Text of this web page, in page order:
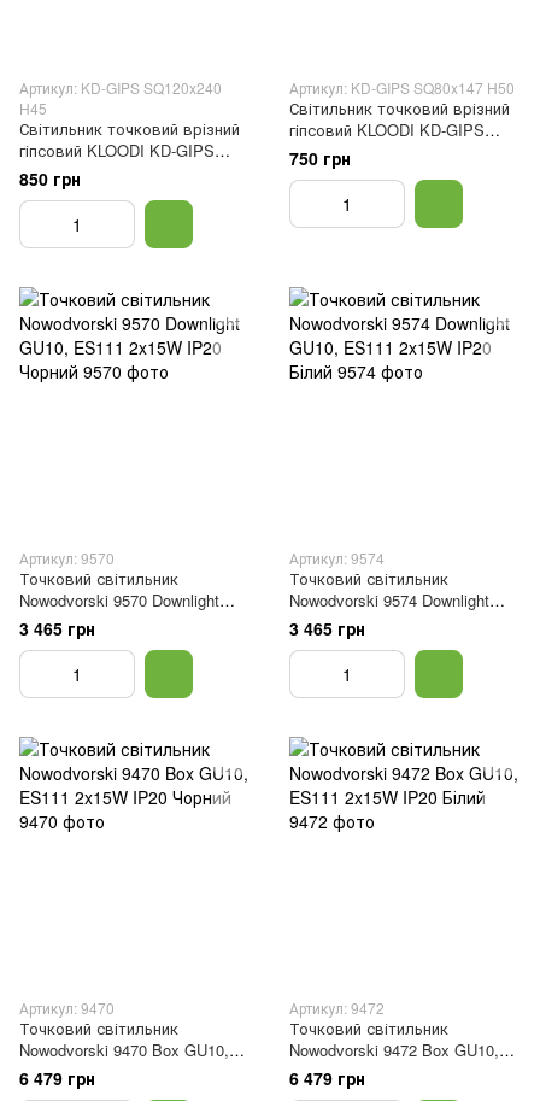
Артикул: KD-GIPS SQ120x240
H45
Світильник точковий врізний
гіпсовий KLOODI KD-GIPS
SQ120x240 H45
850 грн
Артикул: KD-GIPS SQ80x147 H50
Світильник точковий врізний
гіпсовий KLOODI KD-GIPS
SQ80x147 H50
750 грн
Артикул: 9570
Точковий світильник
Nowodvorski 9570 Downlight
GU10, ES111 2x15W IP20
Чорний
3 465 грн
Артикул: 9574
Точковий світильник
Nowodvorski 9574 Downlight
GU10, ES111 2x15W IP20 Білий
3 465 грн
Артикул: 9470
Точковий світильник
Nowodvorski 9470 Box GU10,
ES111 2x15W IP20 Чорний
6 479 грн
Артикул: 9472
Точковий світильник
Nowodvorski 9472 Box GU10,
ES111 2x15W IP20 Білий
6 479 грн